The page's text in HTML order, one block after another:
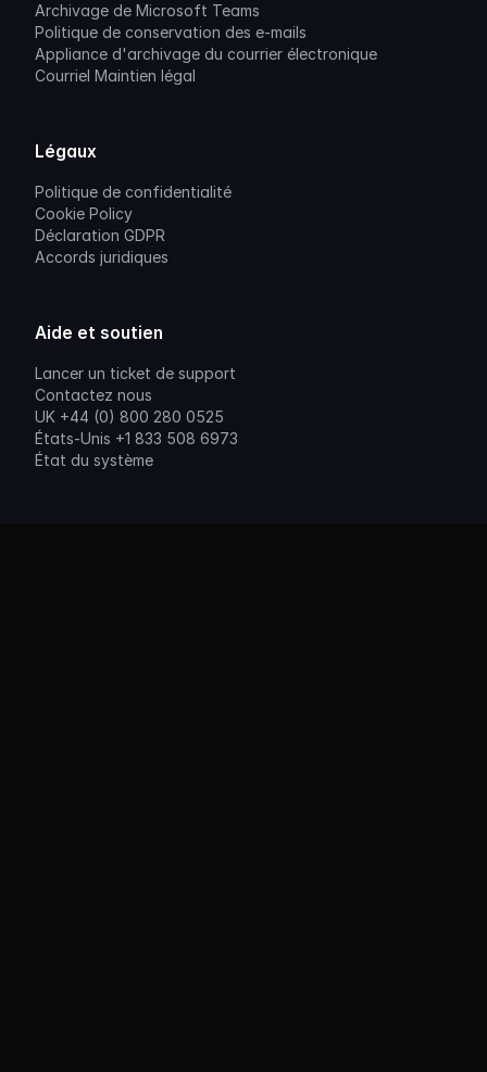
Archivage de Microsoft Teams
Politique de conservation des e-mails
Appliance d'archivage du courrier électronique
Courriel Maintien légal
Légaux
Politique de confidentialité
Cookie Policy
Déclaration GDPR
Accords juridiques
Aide et soutien
Lancer un ticket de support
Contactez nous
UK +44 (0) 800 280 0525
États-Unis +1 833 508 6973
État du système